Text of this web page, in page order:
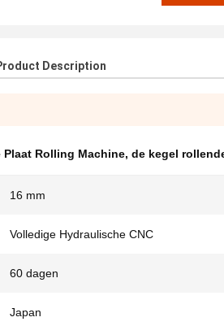
Description
Plaat Rolling Machine, de kegel
16 mm
Volledige Hydraulische CNC
60 dagen
Japan